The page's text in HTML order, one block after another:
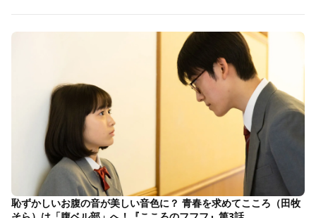
恥ずかしいお腹の音が美しい音色に？ 青春を求めてこころ（田牧